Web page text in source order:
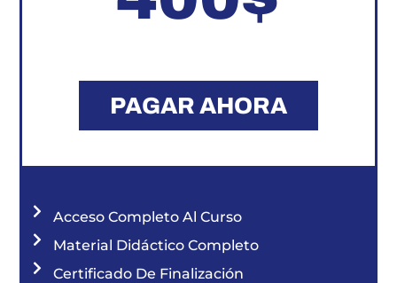
PAGAR AHORA
Acceso Completo Al Curso
Material Didáctico Completo
Certificado De Finalización